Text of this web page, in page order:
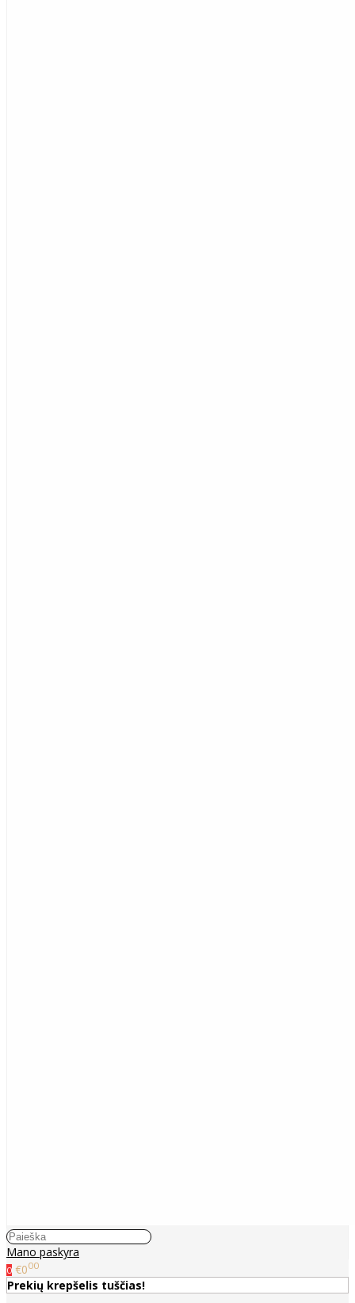
Mano paskyra
0 €000
Prekių krepšelis tuščias!